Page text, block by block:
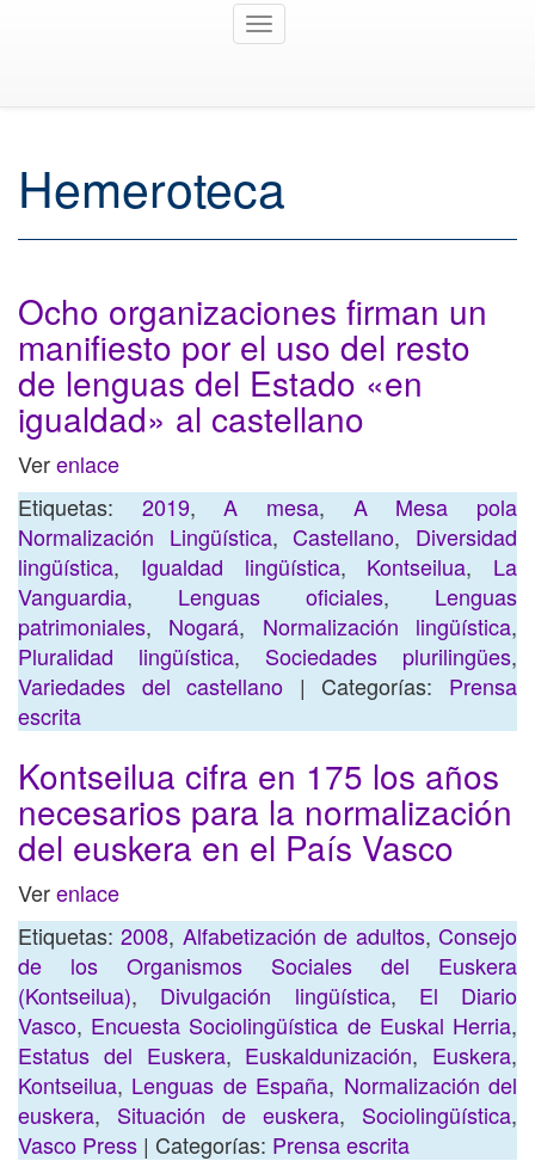
Toggle
Hemeroteca
Ocho organizaciones firman un
manifiesto por el uso del resto
de lenguas del Estado «en
igualdad» al castellano
Verenlace
Etiquetas: 2019,A mesa, A Mesa pola
Normalización Lingüística,Castellano, Diversidad
lingüística, Igualdad lingüística, Kontseilua, La
Vanguardia, Lenguas oficiales, Lenguas
patrimoniales, Nogará, Normalización lingüística,
Pluralidad lingüística, Sociedades plurilingües,
Variedades del castellano | Categorías: Prensa
escrita
Kontseilua cifra en 175 los años
necesarios para la normalización
del euskera en el País Vasco
Verenlace
Etiquetas:2008, Alfabetización de adultos,Consejo
de los Organismos Sociales del Euskera
(Kontseilua), Divulgación lingüística, El Diario
Vasco, Encuesta Sociolingüística de Euskal Herria,
Estatus del Euskera, Euskaldunización, Euskera,
Kontseilua, Lenguas de España, Normalización del
euskera, Situación de euskera, Sociolingüística,
Vasco Press | Categorías: Prensa escrita